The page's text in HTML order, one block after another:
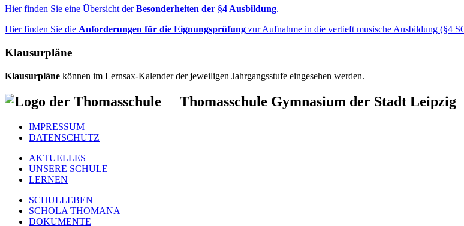
Hier finden Sie eine Übersicht derBesonderheiten der §4 Ausbildung.
Hier finden Sie die Anforderungen für die Eignungsprüfung zur Aufnahme in die vertieft musische Ausbildung (§4
Klausurpläne
Klausurpläne können im Lernsax-Kalender der jeweiligen Jahrgangsstufe eingesehen werden.
Thomasschule Gymnasium der Stadt Leipzig
IMPRESSUM
DATENSCHUTZ
AKTUELLES
UNSERE SCHULE
LERNEN
SCHULLEBEN
SCHOLA THOMANA
DOKUMENTE